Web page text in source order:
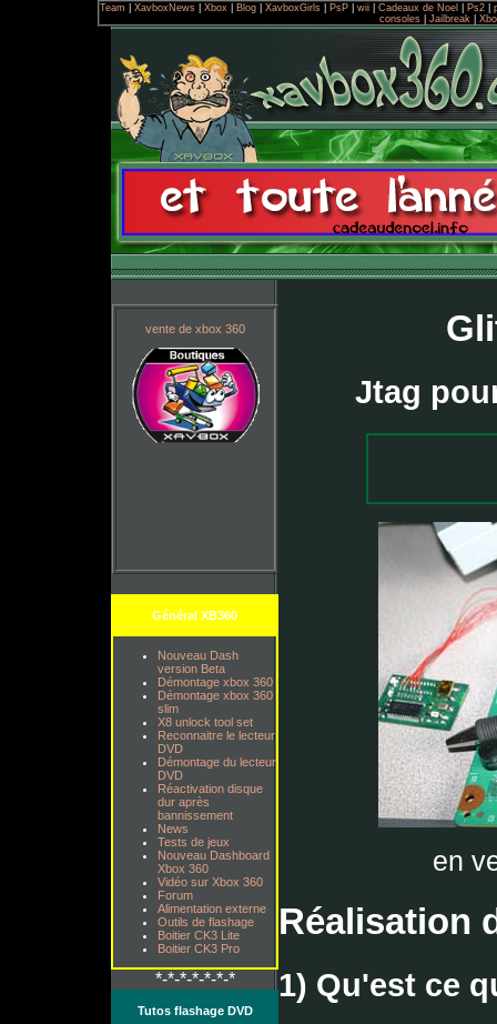
Team XavboxNews Xbox Blog XavboxGirls PsP wii Cadeaux de Noel Ps2
consoles| Jailbreak|
vente de xbox 360
Général XB360
Nouveau Dash
version Beta
Démontage xbox 360
Démontage xbox 360
slim
X8 unlock tool set
Reconnaitre le lecteur
DVD
Démontage du lecteur
DVD
Réactivation disque
dur après
bannissement
News
Tests de jeux
Nouveau Dashboard
Xbox 360
Vidéo sur Xbox 360
Forum
Alimentation externe
Outils de flashage
Boitier CK3 Lite
Boitier CK3 Pro
*-*-*-*-*-*-*
Tutos flashage DVD
Jtag
en
Réalisation
1) Qu'est ce